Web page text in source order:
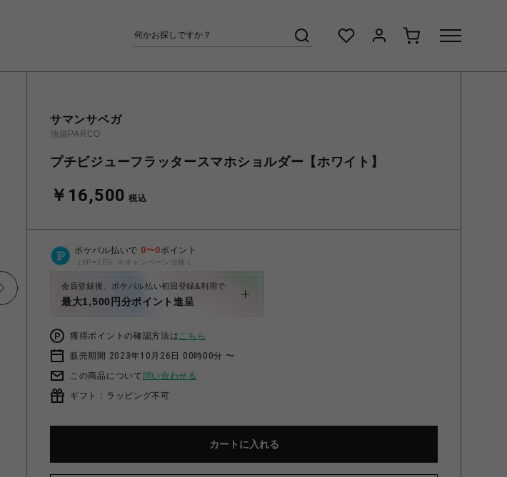
サマンサベガ
池袋PARCO
プチビジューフラッタースマホショルダー【ホワイト】
￥16,500 税込
ポケパル払いで 0〜0ポイント
（1P=1円）※キャンペーン分除く
会員登録後、ポケパル払い初回登録&利用で
最大1,500円分ポイント進呈
獲得ポイントの確認方法はこちら
販売期間 2023年10月26日 00時00分 〜
この商品について 問い合わせる
ギフト：ラッピング不可
カートに入れる